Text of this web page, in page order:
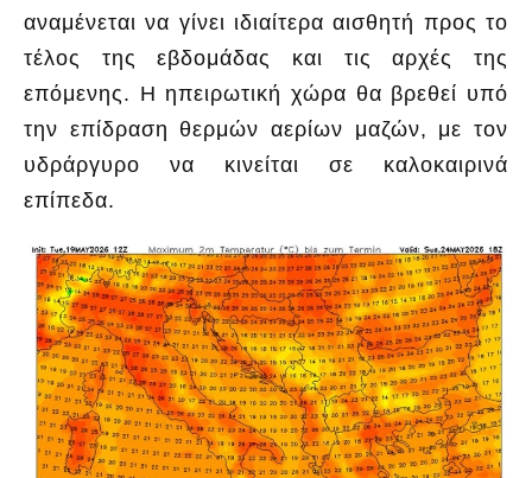
αναμένεται να γίνει ιδιαίτερα αισθητή προς το
τέλος της εβδομάδας και τις αρχές της
επόμενης. Η ηπειρωτική χώρα θα βρεθεί υπό
την επίδραση θερμών αερίων μαζών, με τον
υδράργυρο να κινείται σε καλοκαιρινά
επίπεδα.